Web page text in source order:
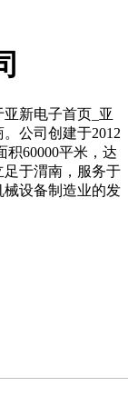
新电子首页_亚
公司创建于2012
积60000平米，达
足于渭南，服务于
械设备制造业的发